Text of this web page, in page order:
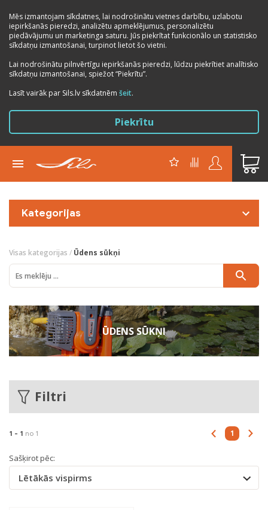
Mēs izmantojam sīkdatnes, lai nodrošinātu vietnes darbību, uzlabotu
iepirkšanās pieredzi, analizētu apmeklējumus, personalizētu
piedāvājumu un marketinga saturu. Jūs piekrītat funkcionālo un statistisko
sīkdatņu izmantošanai, turpinot lietot šo vietni.
Lai nodrošinātu pilnvērtīgu iepirkšanās pieredzi, lūdzu piekrītiet analītisko
sīkdatņu izmantošanai, spiežot “Piekrītu”.
Lasīt vairāk par Sils.lv sīkdatnēm šeit.
Piekrītu
Kategorijas
Visas kategorijas / Ūdens sūkņi
ŪDENS SŪKŅI
Filtri
1 - 1 no 1 1
Sašķirot pēc:
Lētākās vispirms